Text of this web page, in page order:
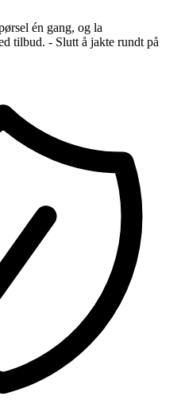
én gang, og la
tilbud. - Slutt å jakte rundt på